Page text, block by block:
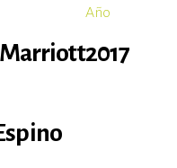
Año
2017